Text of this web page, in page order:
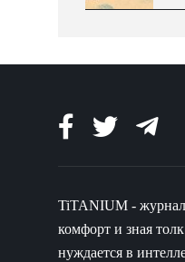
TiTANIUM - журнал
комфорт и зная
нуждается в